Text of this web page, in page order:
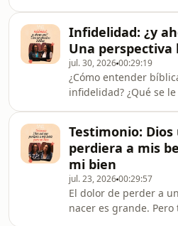
Infidelidad: ¿y
Una perspectiva
jul. 30, 202600:29:19
¿Cómo entender
infidelidad? ¿Qué se
este tema a la luz de
Testimonio: Dios
perdiera a mis
mi bien
jul. 23, 202600:29:57
El dolor de perder a
nacer es grande. Pero